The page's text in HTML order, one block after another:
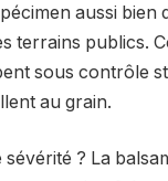
aussi bien
terrains publics.
sous contrôle
au grain.
? La